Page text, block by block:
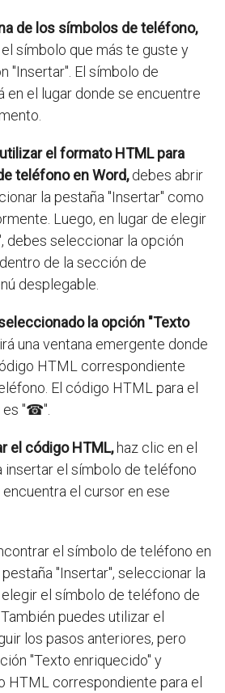
de los símbolos de teléfono,
símbolo que más te guste y
"Insertar". El símbolo de
en el lugar donde se encuentre
el formato HTML para
teléfono en Word,debes abrir
la pestaña "Insertar" como
Luego, en lugar de elegir
debes seleccionar la opción
de la sección de
desplegable.
la opción "Texto
una ventana emergente donde
HTML correspondiente
El código HTML para el
es "☎".
el código HTML,haz clic en el
insertar el símbolo de teléfono
el cursor en ese
el símbolo de teléfono en
"Insertar", seleccionar la
el símbolo de teléfono de
puedes utilizar el
los pasos anteriores, pero
"Texto enriquecido" y
HTML correspondiente para el